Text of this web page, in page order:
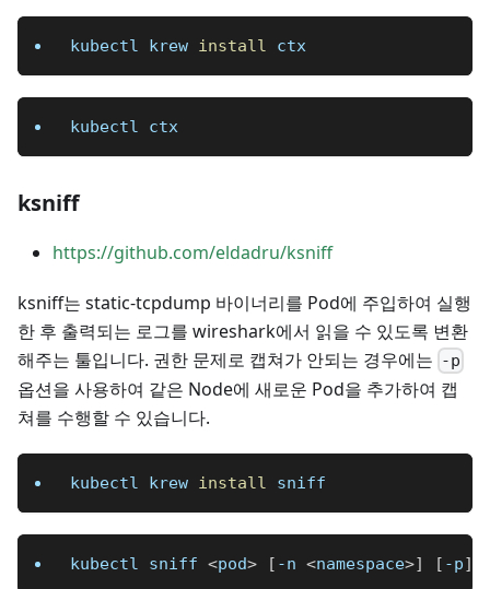
kubectl krew install ctx
kubectl ctx
ksniff
https://github.com/eldadru/ksniff
ksniff는 static-tcpdump 바이너리를 Pod에 주입하여 실행
한 후 출력되는 로그를 wireshark에서 읽을 수 있도록 변환
해주는 툴입니다. 권한 문제로 캡쳐가 안되는 경우에는 -p
옵션을 사용하여 같은 Node에 새로운 Pod을 추가하여 캡
쳐를 수행할 수 있습니다.
kubectl krew install sniff
kubectl sniff <pod> [ -n <namespace>] [ -p]